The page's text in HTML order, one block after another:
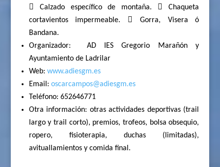
 Calzado específico de montaña.  Chaqueta
cortavientos impermeable.  Gorra, Visera ó
Bandana.
Organizador:
AD IES Gregorio Marañón y
Ayuntamiento de Ladrilar
Web: www.adiesgm.es
Email: oscarcampos@adiesgm.es
Teléfono: 652646771
Otra información: otras actividades deportivas (trail
largo y trail corto), premios, trofeos, bolsa obsequio,
ropero, fisioterapia, duchas (limitadas),
avituallamientos y comida final.